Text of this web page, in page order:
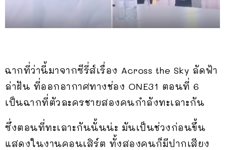
ฉากที่ว่านี้มาจากซีรี่ส์เรื่อง Across the Sky ลัดฟ้า
ล่าฝัน ที่ออกอากาศทางช่อง ONE31 ตอนที่ 6
เป็นฉากที่ตัวละครชายสองคนกำลังทะเลาะกัน
ซึ่งตอนที่ทะเลาะกันนั้นน่ะ มันเป็นช่วงก่อนขึ้น
แสดงในงานคอนเสิร์ต ทั้งสองคนก็มีปากเสียง